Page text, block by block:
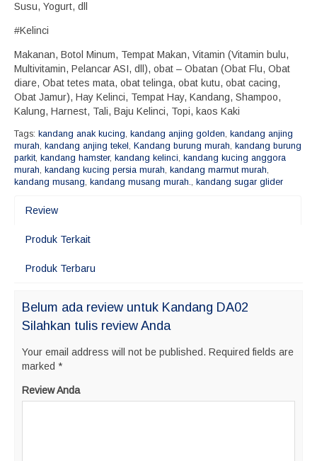
Susu, Yogurt, dll
#Kelinci
Makanan, Botol Minum, Tempat Makan, Vitamin (Vitamin bulu,
Multivitamin, Pelancar ASI, dll), obat – Obatan (Obat Flu, Obat
diare, Obat tetes mata, obat telinga, obat kutu, obat cacing,
Obat Jamur), Hay Kelinci, Tempat Hay, Kandang, Shampoo,
Kalung, Harnest, Tali, Baju Kelinci, Topi, kaos Kaki
Tags: kandang anak kucing, kandang anjing golden, kandang anjing
murah, kandang anjing tekel , Kandang burung murah, kandang burung
parkit, kandang hamster, kandang kelinci, kandang kucing anggora
murah, kandang kucing persia murah, kandang marmut murah,
kandang musang, kandang musang murah., kandang sugar glider
Review
Produk Terkait
Produk Terbaru
Belum ada review untuk Kandang DA02
Silahkan tulis review Anda
Your email address will not be published. Required fields are
marked *
Review Anda